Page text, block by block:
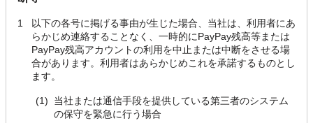
1
以下の各号に掲げる事由が生じた場合、当社は、利用者にあ
らかじめ連絡することなく、一時的にPayPay残高等または
PayPay残高アカウントの利用を中止または中断をさせる場
合があります。利用者はあらかじめこれを承諾するものとし
ます。
(1)
当社または通信手段を提供している第三者のシステム
の保守を緊急に行う場合